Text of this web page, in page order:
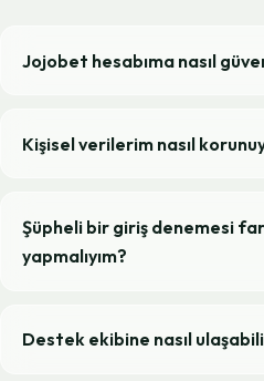
Jojobet hesabıma nasıl
Kişisel verilerim nasıl
Şüpheli bir giriş denemesi
yapmalıyım?
Destek ekibine nasıl